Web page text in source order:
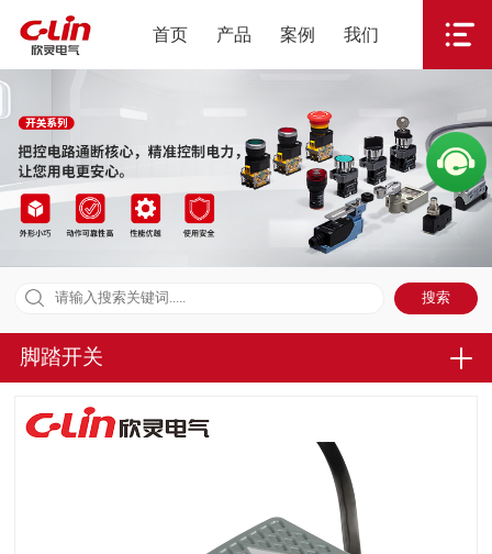
首页 产品 案例 我们
脚踏开关